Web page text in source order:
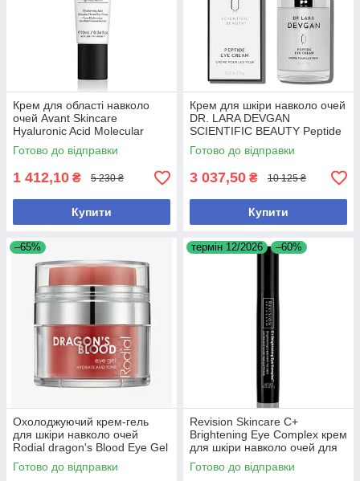
Крем для області навколо
очей Avant Skincare
Hyaluronic Acid Molecular
Boost для зменшення
зморшок і зволоження, 10 мл
Готово до відправки
1 412,10 ₴ 5 230 ₴
Купити
Крем для шкіри навколо очей
DR. LARA DEVGAN
SCIENTIFIC BEAUTY Peptide
Eye Cream 15g – для
омолодження та зменшення
набряків
Готово до відправки
3 037,50 ₴ 10 125 ₴
Купити
–65%
Охолоджуючий крем-гель
для шкіри навколо очей
Rodial dragon's Blood Eye Gel
15 мл
Готово до відправки
термін 12/2026 –60%
Revision Skincare C+
Brightening Eye Complex крем
для шкіри навколо очей для
боротьби з темними колами
та набряками
Готово до відправки